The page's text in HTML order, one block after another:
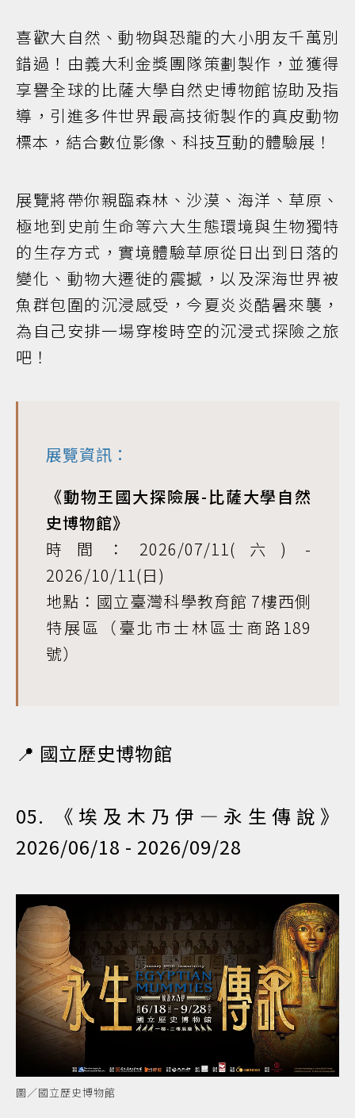
喜歡大自然、動物與恐龍的大小朋友千萬別
錯過！由義大利金獎團隊策劃製作，並獲得
享譽全球的比薩大學自然史博物館協助及指
導，引進多件世界最高技術製作的真皮動物
標本，結合數位影像、科技互動的體驗展！
展覽將帶你親臨森林、沙漠、海洋、草原、
極地到史前生命等六大生態環境與生物獨特
的生存方式，實境體驗草原從日出到日落的
變化、動物大遷徙的震撼，以及深海世界被
魚群包圍的沉浸感受，今夏炎炎酷暑來襲，
為自己安排一場穿梭時空的沉浸式探險之旅
吧！
展覽資訊：
《動物王國大探險展-比薩大學自然
史博物館》
時間：2026/07/11(六) -
2026/10/11(日)
地點：國立臺灣科學教育館 7樓西側
特展區（臺北市士林區士商路189
號）
📍 國立歷史博物館
05. 《埃及木乃伊—永生傳說》
2026/06/18 - 2026/09/28
圖／國立歷史博物館